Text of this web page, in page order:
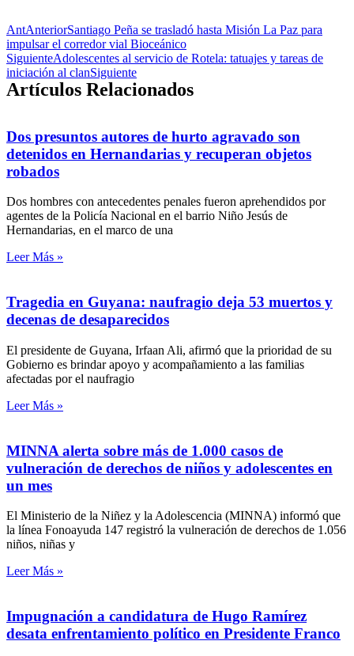
AntAnteriorSantiago Peña se trasladó hasta Misión La Paz para
impulsar el corredor vial Bioceánico
SiguienteAdolescentes al servicio de Rotela: tatuajes y tareas de
iniciación al clanSiguiente
Artículos Relacionados
Dos presuntos autores de hurto agravado son
detenidos en Hernandarias y recuperan objetos
robados
Dos hombres con antecedentes penales fueron aprehendidos por
agentes de la Policía Nacional en el barrio Niño Jesús de
Hernandarias, en el marco de una
Leer Más »
Tragedia en Guyana: naufragio deja 53 muertos y
decenas de desaparecidos
El presidente de Guyana, Irfaan Ali, afirmó que la prioridad de su
Gobierno es brindar apoyo y acompañamiento a las familias
afectadas por el naufragio
Leer Más »
MINNA alerta sobre más de 1.000 casos de
vulneración de derechos de niños y adolescentes en
un mes
El Ministerio de la Niñez y la Adolescencia (MINNA) informó que
la línea Fonoayuda 147 registró la vulneración de derechos de 1.056
niños, niñas y
Leer Más »
Impugnación a candidatura de Hugo Ramírez
desata enfrentamiento político en Presidente Franco